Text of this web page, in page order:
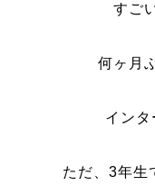
すご
何ヶ月
イン
ただ、3年生